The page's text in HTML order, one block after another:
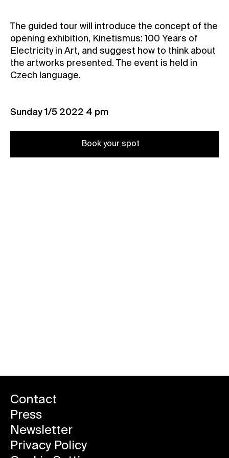
News
Press
Rentals
The guided tour will introduce the concept of the
opening exhibition, Kinetismus: 100 Years of
Electricity in Art, and suggest how to think about
the artworks presented. The event is held in
Czech language.
Sunday 1/5 2022 4 pm
Book your spot
Contact
Press
Newsletter
Privacy Policy